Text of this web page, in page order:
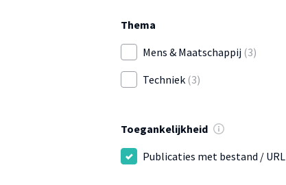
Thema
Mens & Maatschappij (3)
Techniek (3)
Toegankelijkheid
Publicaties met bestand / URL